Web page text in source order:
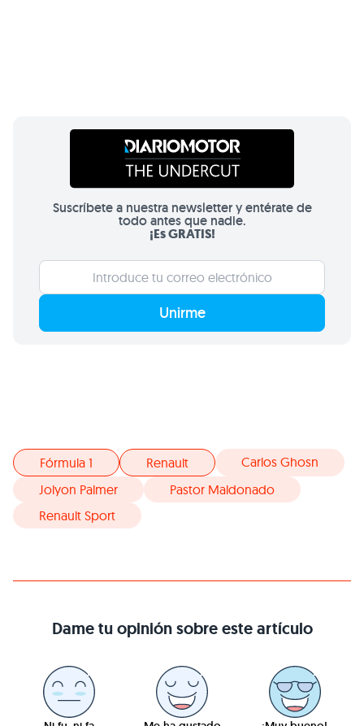
Suscríbete a nuestra newsletter y entérate de
todo antes que nadie.
¡Es GRATIS!
Unirme
Fórmula 1 Renault
Carlos Ghosn
Jolyon Palmer
Pastor Maldonado
Renault Sport
Dame tu opinión sobre este artículo